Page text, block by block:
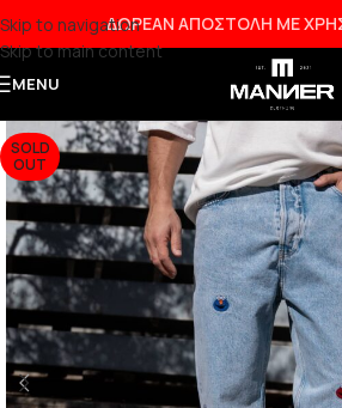
Skip to navigation
Skip to main content
ΔΩΡΕΑΝ ΑΠΟΣΤΟΛΗ ΜΕ
MENU
SOLD
OUT